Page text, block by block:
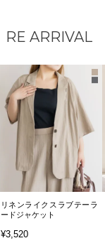
RE ARRIVAL
リネンライクスラブテーラ
ードジャケット
¥3,520